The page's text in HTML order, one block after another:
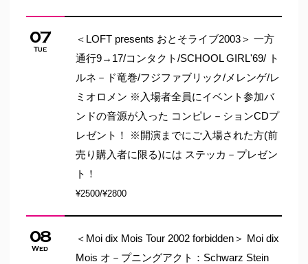
07
Tue
＜LOFT presents おとそライブ2003＞ 一方
通行9→17/コンタクト/SCHOOL GIRL'69/ ト
ルネ－ド竜巻/フジファブリック/メレンゲ/レ
ミオロメン ※入場者全員にイベント参加バ
ンドの音源が入った コンピレ－ションCDプ
レゼント！ ※開演までにご入場された方(前
売り購入者に限る)には ステッカ－プレゼン
ト！
¥2500/¥2800
08
Wed
＜Moi dix Mois Tour 2002 forbidden＞ Moi dix
Mois オ－プニングアクト：Schwarz Stein